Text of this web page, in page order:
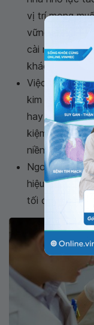
vị trí mong
vững chắc mà
cài này được
khác.
Việc tiến hành
kim loại
hay mắc cài
kiệm là những
niềng răng này.
Ngoài ra,
hiệu quả
tối đa và dễ